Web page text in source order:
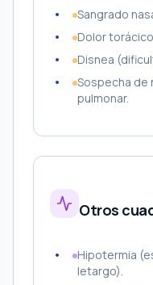
Sangrado
Dolor
Disnea
Sospecha de
pulmonar.
Otros
Hipotermia
letargo).